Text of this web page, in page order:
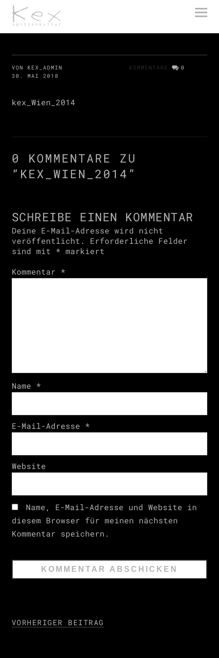
kex spitzenkultur
VON KEX_ADMIN
30. MAI 2018
KOMMENTARE 0
kex_Wien_2014
0 KOMMENTARE ZU
“ KEX_WIEN_2014”
SCHREIBE EINEN KOMMENTAR
Deine E-Mail-Adresse wird nicht
veröffentlicht.
Erforderliche Felder
sind mit * markiert
Kommentar *
Name *
E-Mail-Adresse *
Website
Name, E-Mail-Adresse und Website in
diesem Browser für meinen nächsten
Kommentar speichern.
VORHERIGER BEITRAG